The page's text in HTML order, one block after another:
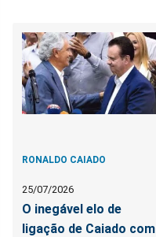
RONALDO CAIADO
25/07/2026
O inegável elo de
ligação de Caiado com